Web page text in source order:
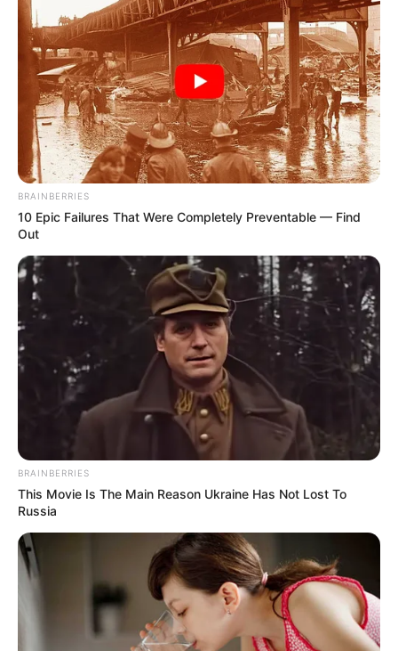
Πίσω στον Μεσαίωνα: Η ΕΕ
χωρίς φθηνό ηλεκτρικό
ρεύμα, διολισθαίνει στη
φτώχεια...
Οι ουκρανικές αντεπιθέσεις
και η ρωσική στρατηγική
που θυμίζει το Κουρσκ- Μια...
ΛΙΓΑ ΛΟΓΙΑ ΓΙΑ ΜΕΝΑ
Πέμπτη, 22 Οκτωβρίου 2020, 20:06
ΓΕΙΑ ΣΑΣ….ΚΑΛΩΣ ΗΛΘΑΤΕ ΣΤΗΝ ΙΣΤΟΣΕΛΙΔΑ...
ΑΛΕΞΑΝΔΡΟΣ ΖΕΥΣ Ο
ΑΡΧΗΓΟΣ ΤΩΝ ΕΛ. Ο
ΑΠΟΛΥΤΟΣ ΚΥΡΙΑΡΧΟΣ.
ΕΙΝΑΙ ΕΔΩ, ΕΙΝΑΙ...
ΕΥΘΕΙΑ.. ΕΙΝΑΙ ΕΔΩ.. ΕΙΝΑΙ
ΜΑΖΙ ΜΑΣ, ΜΑΣ
ΠΡΟΣΤΑΤΕΥΟΥΝ ΚΑΙ...
BRAINBERRIES
10 Epic Failures That Were Completely Preventable — Find
Out
BRAINBERRIES
This Movie Is The Main Reason Ukraine Has Not Lost To
Russia